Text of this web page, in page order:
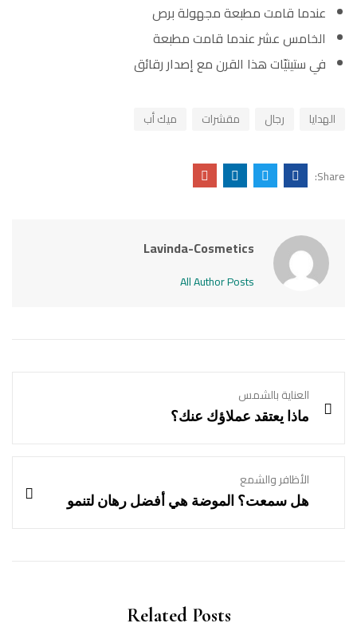
عندما قامت مطبعة مجهولة برص
الخامس عشر عندما قامت مطبعة
في ستينيّات هذا القرن مع إصدار رقائق
الهدايا رجال مقشرات ميك أب
Share:
Lavinda-Cosmetics
All Author Posts
العناية بالشمس
ماذا يعتقد عملاؤك عنك؟
الأظافر والشمع
هل سمعت؟ الموضة هي أفضل رهان لتنمو
Related Posts